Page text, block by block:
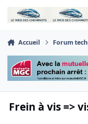
Aller au contenu
Accueil Forum
Frein à vis =>